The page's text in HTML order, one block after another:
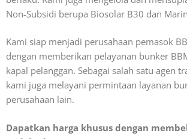
Non-Subsidi berupa Biosolar B30 dan
Kami siap menjadi perusahaan pemasok
dengan memberikan pelayanan bunker
kapal pelanggan. Sebagai salah satu agen
kami juga melayani permintaan layanan
perusahaan lain.
Dapatkan harga khusus dengan